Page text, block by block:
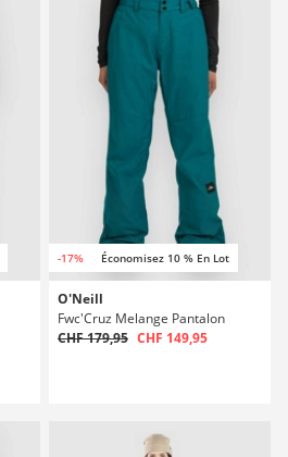
-17% Économisez 10 % En Lot
O'Neill
Fwc'Cruz Melange Pantalon
CHF 179,95 CHF 149,95